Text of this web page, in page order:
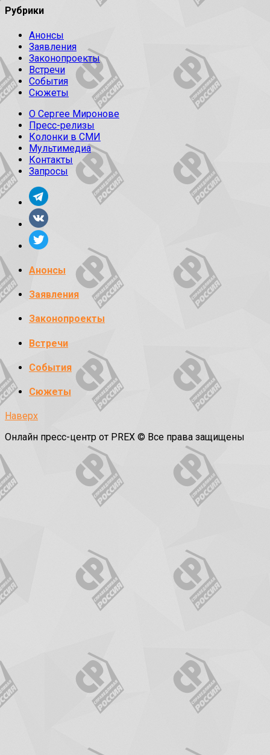
Рубрики
Анонсы
Заявления
Законопроекты
Встречи
События
Сюжеты
О Сергее Миронове
Пресс-релизы
Колонки в СМИ
Мультимедиа
Контакты
Запросы
Анонсы
Заявления
Законопроекты
Встречи
События
Сюжеты
Наверх
Онлайн пресс-центр от PREX © Все права защищены